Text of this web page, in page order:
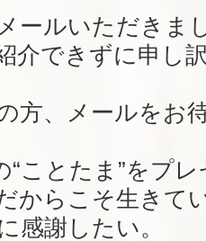
ールいただきま
介できずに申し
方、メールをお
“ことたま”をプ
からこそ生きて
感謝したい。